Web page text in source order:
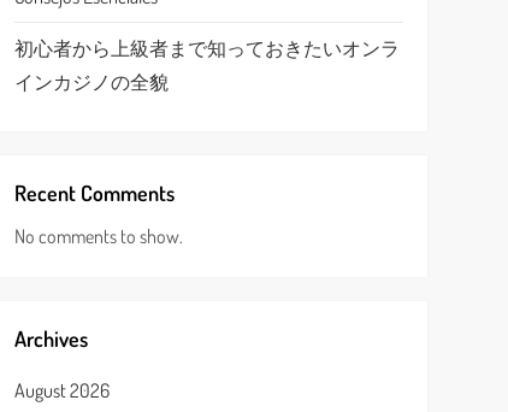
初心者から上級者まで知っておきたいオンラ
インカジノの全貌
Recent Comments
No comments to show.
Archives
August 2026